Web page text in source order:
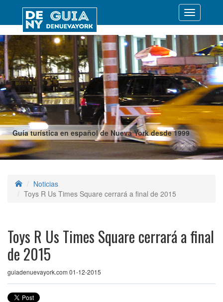
Guía turística en español de Nueva York desde 1999
Desplegar
Noticias
Toys R Us Times Square cerrará a final de 2015
Toys R Us Times Square cerrará a final
de 2015
guiadenuevayork.com 01-12-2015